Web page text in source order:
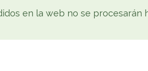
en la web no se procesarán